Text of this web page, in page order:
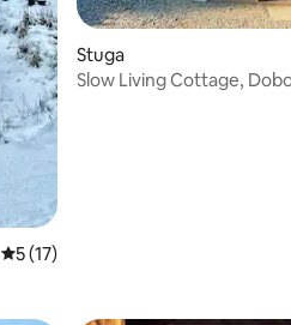
5 av 5 i genomsnittligt betyg, 17
5 (17)
Stuga
Slow Living Cottage,